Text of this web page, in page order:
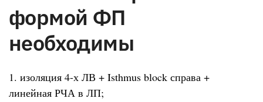
формой ФП
необходимы
1. изоляция 4-х ЛВ + Isthmus block справа +
линейная РЧА в ЛП;